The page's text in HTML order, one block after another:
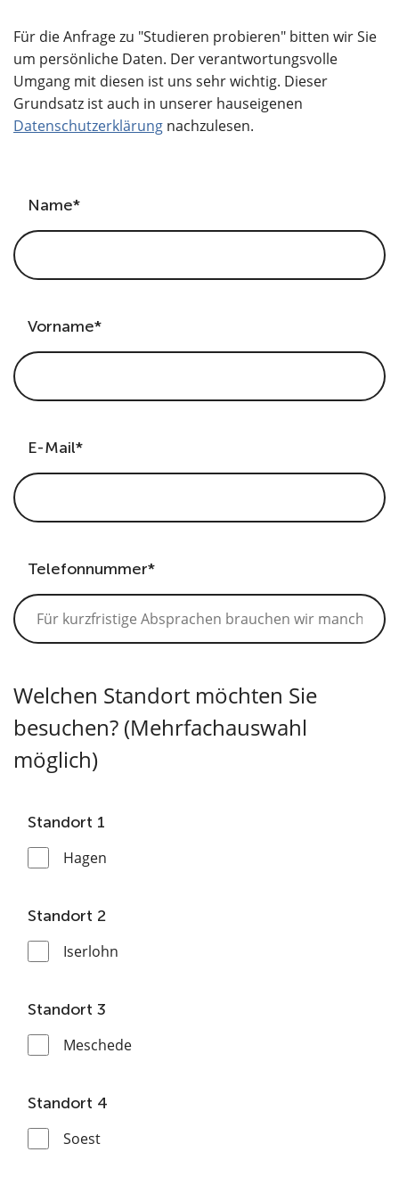
Für die Anfrage zu "Studieren probieren" bitten wir Sie
um persönliche Daten. Der verantwortungsvolle
Umgang mit diesen ist uns sehr wichtig. Dieser
Grundsatz ist auch in unserer hauseigenen
Datenschutzerklärung nachzulesen.
Name*
Vorname*
E-Mail*
Telefonnummer*
Welchen Standort möchten Sie
besuchen? (Mehrfachauswahl
möglich)
Standort 1
Hagen
Standort 2
Iserlohn
Standort 3
Meschede
Standort 4
Soest